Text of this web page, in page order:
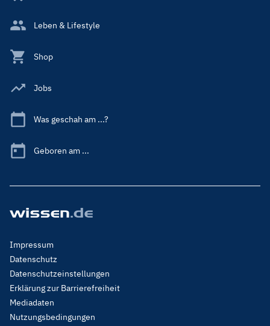
Leben & Lifestyle
Shop
Jobs
Was geschah am ...?
Geboren am ...
Footer
Menu
Legal
Impressum
Datenschutz
Datenschutzeinstellungen
Erklärung zur Barrierefreiheit
Mediadaten
Nutzungsbedingungen